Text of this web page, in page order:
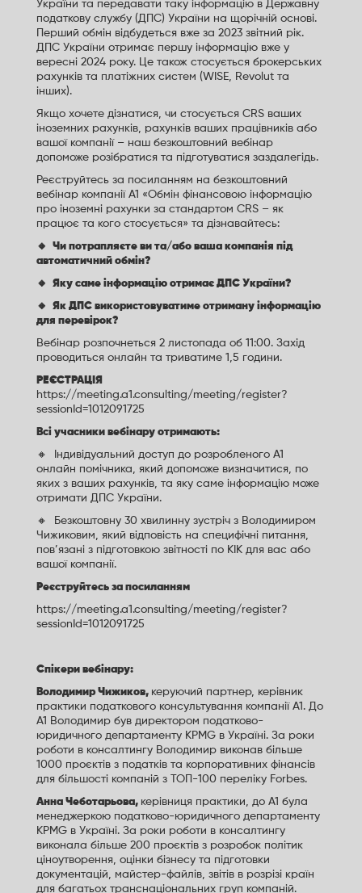
України та передавати таку інформацію в Державну
податкову службу (ДПС) України на щорічній основі.
Перший обмін відбудеться вже за 2023 звітний рік.
ДПС України отримає першу інформацію вже у
вересні 2024 року. Це також стосується брокерських
рахунків та платіжних систем (WISE, Revolut та
інших).
Якщо хочете дізнатися, чи стосується CRS ваших
іноземних рахунків, рахунків ваших працівників або
вашої компанії – наш безкоштовний вебінар
допоможе розібратися та підготуватися заздалегідь.
Реєструйтесь за посиланням на безкоштовний
вебінар компанії А1 «Обмін фінансовою інформацію
про іноземні рахунки за стандартом CRS – як
працює та кого стосується» та дізнавайтесь:
🔸 Чи потрапляєте ви та/або ваша компанія під
автоматичний обмін?
🔸 Яку саме інформацію отримає ДПС України?
🔸 Як ДПС використовуватиме отриману інформацію
для перевірок?
Вебінар розпочнеться 2 листопада об 11:00. Захід
проводиться онлайн та триватиме 1,5 години.
РЕЄСТРАЦІЯ
https://meeting.a1.consulting/meeting/register?
sessionId=1012091725
Всі учасники вебінару отримають:
🔸 Індивідуальний доступ до розробленого А1
онлайн помічника, який допоможе визначитися, по
яких з ваших рахунків, та яку саме інформацію може
отримати ДПС України.
🔸 Безкоштовну 30 хвилинну зустріч з Володимиром
Чижиковим, який відповість на специфічні питання,
пов’язані з підготовкою звітності по КІК для вас або
вашої компанії.
Реєструйтесь за посиланням
https://meeting.a1.consulting/meeting/register?
sessionId=1012091725
Спікери вебінару:
Володимир Чижиков, керуючий партнер, керівник
практики податкового консультування компанії А1. До
А1 Володимир був директором податково-
юридичного департаменту KPMG в Україні. За роки
роботи в консалтингу Володимир виконав більше
1000 проєктів з податків та корпоративних фінансів
для більшості компаній з ТОП-100 переліку Forbes.
Анна Чеботарьова, керівниця практики, до А1 була
менеджеркою податково-юридичного департаменту
KPMG в Україні. За роки роботи в консалтингу
виконала більше 200 проєктів з розробок політик
ціноутворення, оцінки бізнесу та підготовки
документацій, майстер-файлів, звітів в розрізі країн
для багатьох транснаціональних груп компаній.